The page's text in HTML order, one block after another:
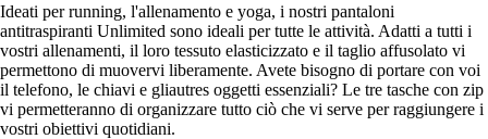
Ideati per running, l'allenamento e yoga, i nostri pantaloni
antitraspiranti Unlimited sono ideali per tutte le attività. Adatti a tutti i
vostri allenamenti, il loro tessuto elasticizzato e il taglio affusolato vi
permettono di muovervi liberamente. Avete bisogno di portare con voi
il telefono, le chiavi e gliautres oggetti essenziali? Le tre tasche con zip
vi permetteranno di organizzare tutto ciò che vi serve per raggiungere i
vostri obiettivi quotidiani.